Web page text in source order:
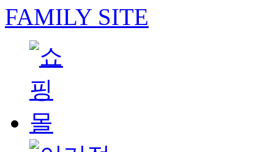
FAMILY SITE